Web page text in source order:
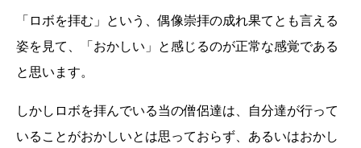
「ロボを拝む」という、偶像崇拝の成れ果てとも言える
姿を見て、「おかしい」と感じるのが正常な感覚である
と思います。
しかしロボを拝んでいる当の僧侶達は、自分達が行って
いることがおかしいとは思っておらず、あるいはおかし